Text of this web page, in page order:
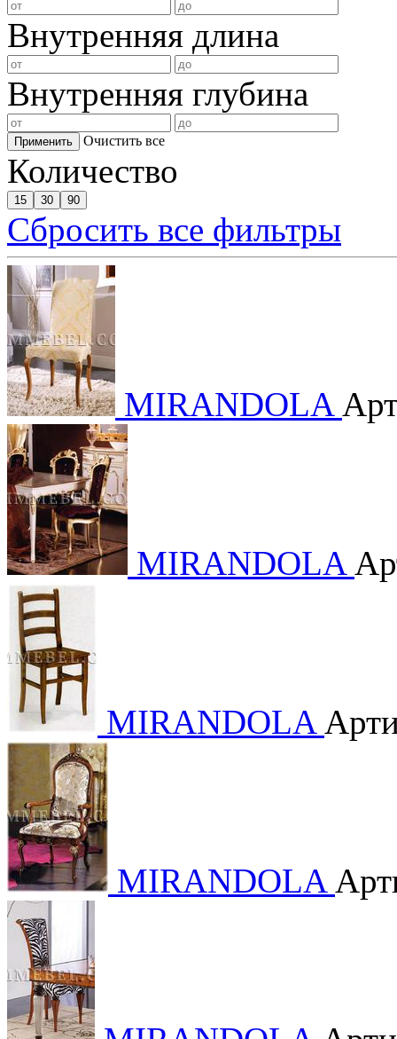
Внутренняя длина
Внутренняя глубина
Применить Очистить все
Количество
15 30 90
Сбросить все фильтры
MIRANDOLA
MIRANDOLA
MIRANDOLA
MIRANDOLA